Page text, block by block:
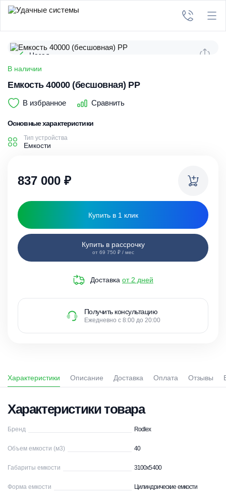
Назад
В наличии
Емкость 40000 (бесшовная) PP
В избранное Сравнить
Основные характеристики
Тип устройства
Емкости
837 000 ₽
Купить в 1 клик
Купить в рассрочку
от 69 750 ₽ / мес
Доставка от 2 дней
Получить консультацию
Ежедневно с 8:00 до 20:00
Характеристики Описание Доставка Оплата Отзывы
Характеристики товара
Бренд Rodlex
Объем емкости (м3) 40
Габариты емкости 3100x5400
Форма емкости Цилиндрические емкости